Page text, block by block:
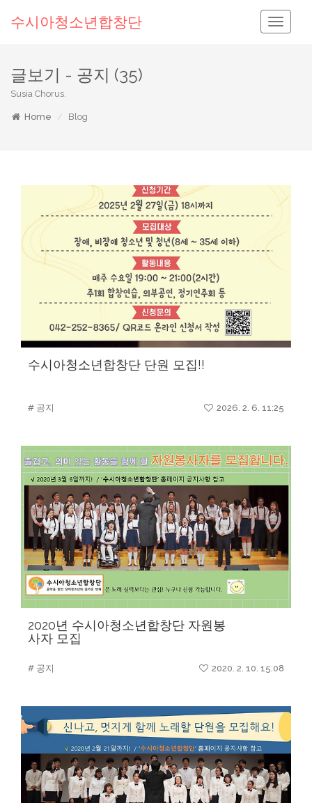
Toggle
수시아청소년합창단
글보기 - 공지 (35)
Susia Chorus.
Home Blog
수시아청소년합창단 단원 모집!!
# 공지 2026. 2. 6. 11:25
2020년 수시아청소년합창단 자원봉
사자 모집
# 공지 2020. 2. 10. 15:08